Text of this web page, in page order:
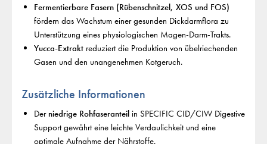
Fermentierbare Fasern (Rübenschnitzel, XOS und FOS)
fördern das Wachstum einer gesunden Dickdarmflora zu
Unterstützung eines physiologischen Magen-Darm-Trakts.
Yucca-Extraktreduziert die Produktion von übelriechenden
Gasen und den unangenehmen Kotgeruch.
Zusätzliche Informationen
Der niedrige Rohfaseranteilin SPECIFIC CID/CIW Digestive
Support gewährt eine leichte Verdaulichkeit und eine
optimale Aufnahme der Nährstoffe.